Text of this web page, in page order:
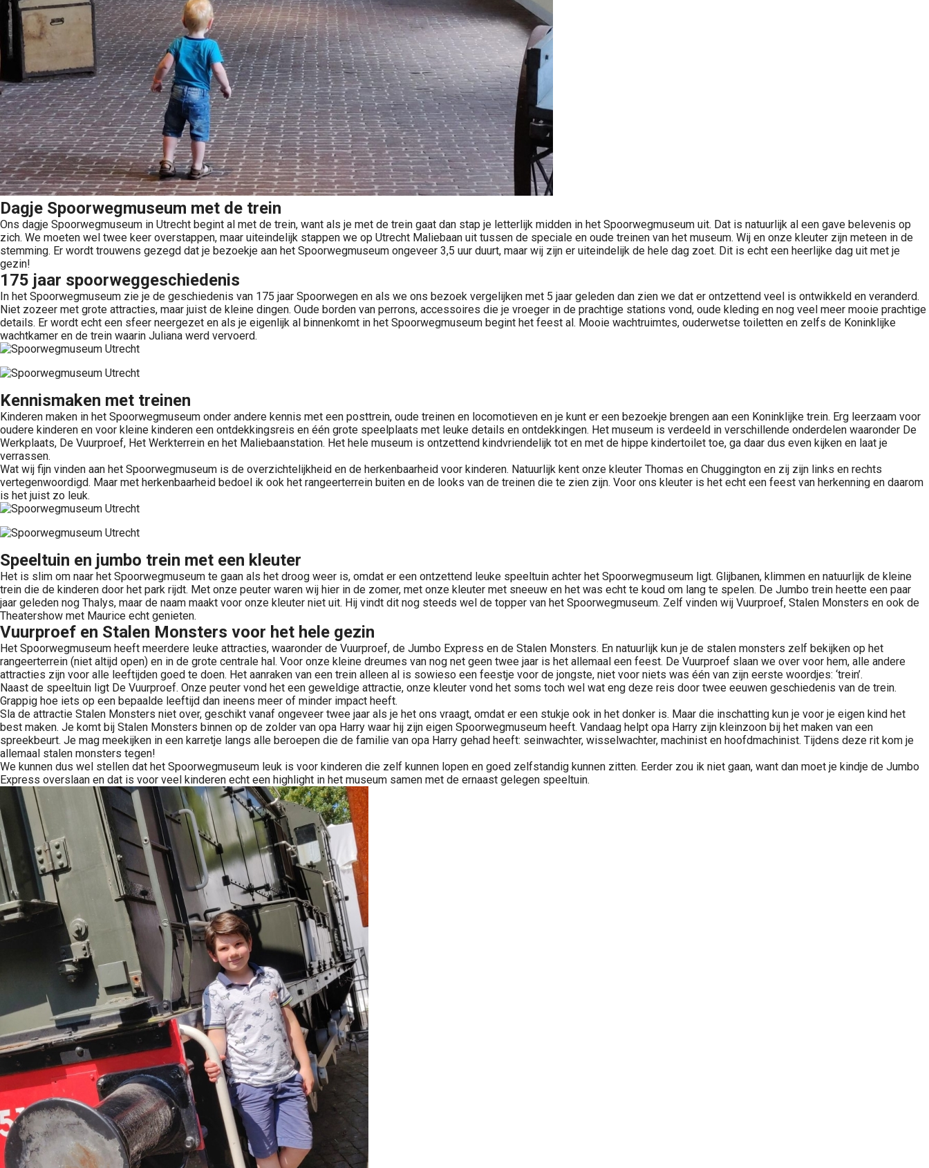
Dagje Spoorwegmuseum met de trein
Ons dagje Spoorwegmuseum in Utrecht begint al met de trein, want als je met de trein gaat dan stap je letterlijk midden in het Spoorwegmuseum uit. Dat is natuurlijk al een gave belevenis op
zich. We moeten wel twee keer overstappen, maar uiteindelijk stappen we op Utrecht Maliebaan uit tussen de speciale en oude treinen van het museum. Wij en onze kleuter zijn meteen in de
stemming. Er wordt trouwens gezegd dat je bezoekje aan het Spoorwegmuseum ongeveer 3,5 uur duurt, maar wij zijn er uiteindelijk de hele dag zoet. Dit is echt een heerlijke dag uit met je
gezin!
175 jaar spoorweggeschiedenis
In het Spoorwegmuseum zie je de geschiedenis van 175 jaar Spoorwegen en als we ons bezoek vergelijken met 5 jaar geleden dan zien we dat er ontzettend veel is ontwikkeld en veranderd.
Niet zozeer met grote attracties, maar juist de kleine dingen. Oude borden van perrons, accessoires die je vroeger in de prachtige stations vond, oude kleding en nog veel meer mooie prachtige
details. Er wordt echt een sfeer neergezet en als je eigenlijk al binnenkomt in het Spoorwegmuseum begint het feest al. Mooie wachtruimtes, ouderwetse toiletten en zelfs de Koninklijke
wachtkamer en de trein waarin Juliana werd vervoerd.
Kennismaken met treinen
Kinderen maken in het Spoorwegmuseum onder andere kennis met een posttrein, oude treinen en locomotieven en je kunt er een bezoekje brengen aan een Koninklijke trein. Erg leerzaam voor
oudere kinderen en voor kleine kinderen een ontdekkingsreis en één grote speelplaats met leuke details en ontdekkingen. Het museum is verdeeld in verschillende onderdelen waaronder De
Werkplaats, De Vuurproef, Het Werkterrein en het Maliebaanstation. Het hele museum is ontzettend kindvriendelijk tot en met de hippe kindertoilet toe, ga daar dus even kijken en laat je
verrassen.
Wat wij fijn vinden aan het Spoorwegmuseum is de overzichtelijkheid en de herkenbaarheid voor kinderen. Natuurlijk kent onze kleuter Thomas en Chuggington en zij zijn links en rechts
vertegenwoordigd. Maar met herkenbaarheid bedoel ik ook het rangeerterrein buiten en de looks van de treinen die te zien zijn. Voor ons kleuter is het echt een feest van herkenning en daarom
is het juist zo leuk.
Speeltuin en jumbo trein met een kleuter
Het is slim om naar het Spoorwegmuseum te gaan als het droog weer is, omdat er een ontzettend leuke speeltuin achter het Spoorwegmuseum ligt. Glijbanen, klimmen en natuurlijk de kleine
trein die de kinderen door het park rijdt. Met onze peuter waren wij hier in de zomer, met onze kleuter met sneeuw en het was echt te koud om lang te spelen. De Jumbo trein heette een paar
jaar geleden nog Thalys, maar de naam maakt voor onze kleuter niet uit. Hij vindt dit nog steeds wel de topper van het Spoorwegmuseum. Zelf vinden wij Vuurproef, Stalen Monsters en ook de
Theatershow met Maurice echt genieten.
Vuurproef en Stalen Monsters voor het hele gezin
Het Spoorwegmuseum heeft meerdere leuke attracties, waaronder de Vuurproef, de Jumbo Express en de Stalen Monsters. En natuurlijk kun je de stalen monsters zelf bekijken op het
rangeerterrein (niet altijd open) en in de grote centrale hal. Voor onze kleine dreumes van nog net geen twee jaar is het allemaal een feest. De Vuurproef slaan we over voor hem, alle andere
attracties zijn voor alle leeftijden goed te doen. Het aanraken van een trein alleen al is sowieso een feestje voor de jongste, niet voor niets was één van zijn eerste woordjes: ‘trein’.
Naast de speeltuin ligt De Vuurproef. Onze peuter vond het een geweldige attractie, onze kleuter vond het soms toch wel wat eng deze reis door twee eeuwen geschiedenis van de trein.
Grappig hoe iets op een bepaalde leeftijd dan ineens meer of minder impact heeft.
Sla de attractie Stalen Monsters niet over, geschikt vanaf ongeveer twee jaar als je het ons vraagt, omdat er een stukje ook in het donker is. Maar die inschatting kun je voor je eigen kind het
best maken. Je komt bij Stalen Monsters binnen op de zolder van opa Harry waar hij zijn eigen Spoorwegmuseum heeft. Vandaag helpt opa Harry zijn kleinzoon bij het maken van een
spreekbeurt. Je mag meekijken in een karretje langs alle beroepen die de familie van opa Harry gehad heeft: seinwachter, wisselwachter, machinist en hoofdmachinist. Tijdens deze rit kom je
allemaal stalen monsters tegen!
We kunnen dus wel stellen dat het Spoorwegmuseum leuk is voor kinderen die zelf kunnen lopen en goed zelfstandig kunnen zitten. Eerder zou ik niet gaan, want dan moet je kindje de Jumbo
Express overslaan en dat is voor veel kinderen echt een highlight in het museum samen met de ernaast gelegen speeltuin.